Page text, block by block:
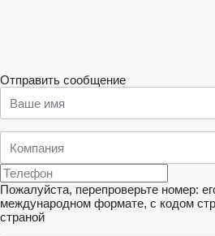
Отправить сообщение
Пожалуйста, перепроверьте номер:
международном формате, с кодом
страной